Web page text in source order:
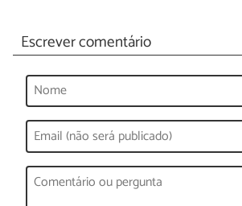
Escrever comentário